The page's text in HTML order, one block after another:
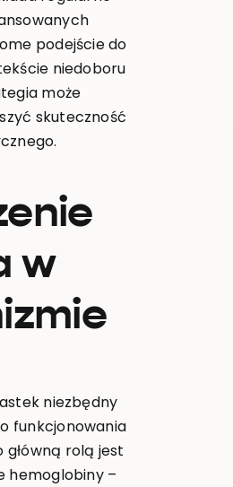
podejście do
niedoboru
może
skuteczność
w
niezbędny
funkcjonowania
główną rolą jest
hemoglobiny –